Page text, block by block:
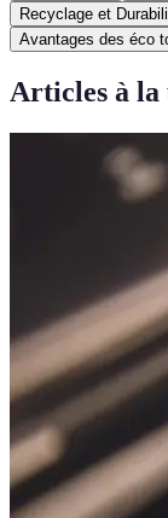
Recyclage et
Avantages des éco
Articles à la